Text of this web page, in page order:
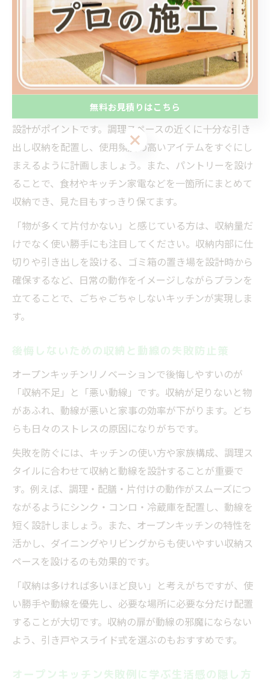
い」という悩みがよく挙げられます。調理道具や食器、
調味料などが見える場所に出しっぱなしになると、空間
全体が雑然とした印象になりやすいです。このごちゃご
ちゃ感は、設計段階でしっかり対処することで回避でき
ます。
具体的には、作業スペースと収納のバランスを考慮した
設計がポイントです。調理スペースの近くに十分な引き
出し収納を配置し、使用頻度の高いアイテムをすぐにし
まえるように計画しましょう。また、パントリーを設け
ることで、食材やキッチン家電などを一箇所にまとめて
収納でき、見た目もすっきり保てます。
「物が多くて片付かない」と感じている方は、収納量だ
けでなく使い勝手にも注目してください。収納内部に仕
切りや引き出しを設ける、ゴミ箱の置き場を設計時から
確保するなど、日常の動作をイメージしながらプランを
立てることで、ごちゃごちゃしないキッチンが実現しま
す。
後悔しないための収納と動線の失敗防止策
オープンキッチンリノベーションで後悔しやすいのが
「収納不足」と「悪い動線」です。収納が足りないと物
があふれ、動線が悪いと家事の効率が下がります。どち
らも日々のストレスの原因になりがちです。
失敗を防ぐには、キッチンの使い方や家族構成、調理ス
タイルに合わせて収納と動線を設計することが重要で
す。例えば、調理・配膳・片付けの動作がスムーズにつ
ながるようにシンク・コンロ・冷蔵庫を配置し、動線を
短く設計しましょう。また、オープンキッチンの特性を
活かし、ダイニングやリビングからも使いやすい収納ス
ペースを設けるのも効果的です。
「収納は多ければ多いほど良い」と考えがちですが、使
い勝手や動線を優先し、必要な場所に必要な分だけ配置
することが大切です。収納の扉が動線の邪魔にならない
よう、引き戸やスライド式を選ぶのもおすすめです。
オープンキッチン失敗例に学ぶ生活感の隠し方
無料お見積りはこちら
無料お見積りはこちら